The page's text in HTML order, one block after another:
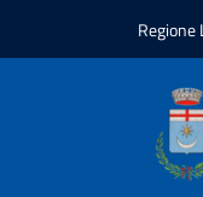
Regione